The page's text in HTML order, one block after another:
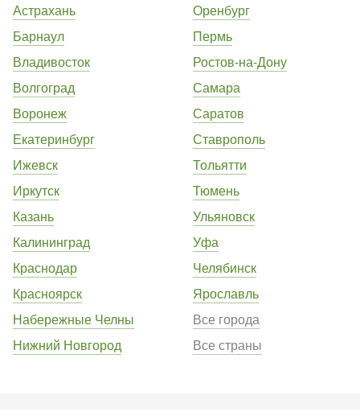
Астрахань
Барнаул
Владивосток
Волгоград
Воронеж
Екатеринбург
Ижевск
Иркутск
Казань
Калининград
Краснодар
Красноярск
Набережные Челны
Нижний Новгород
Оренбург
Пермь
Ростов-на-Дону
Самара
Саратов
Ставрополь
Тольятти
Тюмень
Ульяновск
Уфа
Челябинск
Ярославль
Все города
Все страны